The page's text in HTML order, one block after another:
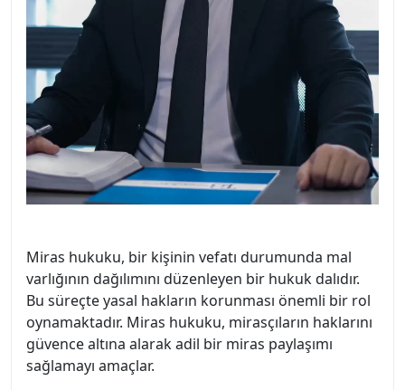
Miras hukuku, bir kişinin vefatı durumunda mal
varlığının dağılımını düzenleyen bir hukuk dalıdır.
Bu süreçte yasal hakların korunması önemli bir rol
oynamaktadır. Miras hukuku, mirasçıların haklarını
güvence altına alarak adil bir miras paylaşımı
sağlamayı amaçlar.